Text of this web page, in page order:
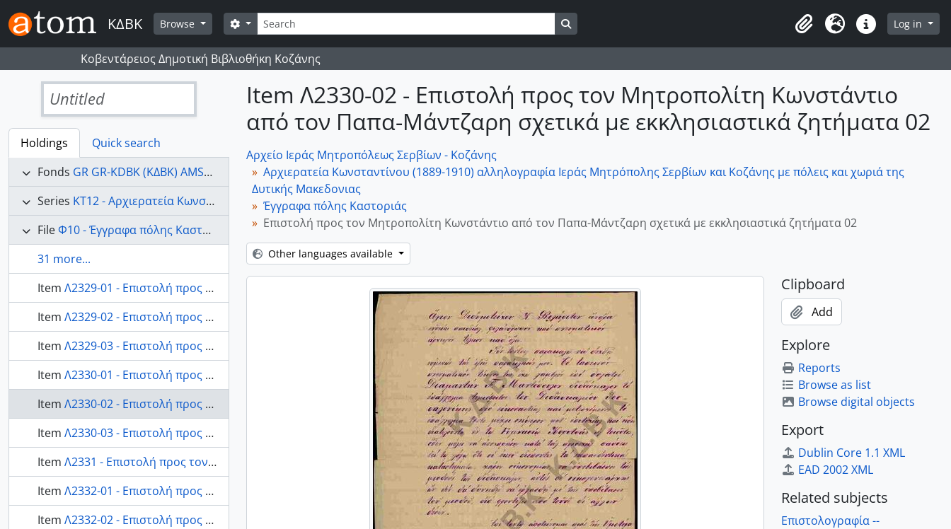
Skip to main content
ΚΔΒΚ Browse Search
Search options
ClipboardLanguageQuick linksLog in
Κοβεντάρειος Δημοτική Βιβλιοθήκη Κοζάνης
Untitled
Holdings
Quick search
Fonds GR GR-KDBK (ΚΔΒΚ) AMSK - Αρχείο Ιεράς Μητροπόλεως Σερβίων - Κοζάνης
Series ΚΤ12 - Αρχιερατεία Κωνσταντίνου (1889-1910) αλληλογραφία Ιεράς Μητρόπολης Σερβίων και Κοζάνης με πόλεις και χωριά της Δυτικής Μακεδονιας
FileΦ10 - Έγγραφα πόλης Καστοριάς
31 more...
Item Λ2329-01 - Επιστολή προς τον Μητροπολίτη Κωνστάντιο από την Μητρόπολη Καστοριάς 01
Item Λ2329-02 - Επιστολή προς τον Μητροπολίτη Κωνστάντιο από την Μητρόπολη Καστοριάς 02
Item Λ2329-03 - Επιστολή προς τον Μητροπολίτη Κωνστάντιο από την Μητρόπολη Καστοριάς 03
Item Λ2330-01 - Επιστολή προς τον Μητροπολίτη Κωνστάντιο από τον Παπα- Μάντζαρη σχετικά με εκκλησιαστικά ζητήματα 01
Item Λ2330-02 - Επιστολή προς τον Μητροπολίτη Κωνστάντιο από τον Παπα-Μάντζαρη σχετικά με εκκλησιαστικά ζητήματα 02
Item Λ2330-03 - Επιστολή προς τον Μητροπολίτη Κωνστάντιο από τον Παπα- Μάντζαρη σχετικά με εκκλησιαστικά ζητήματα 03
Item Λ2331 - Επιστολή προς τον Μητροπολίτη Κωνστάντιο από Λουκά Ιωάννου Μπέτσιο σχετικά με την επάνοδό του στη Καστοριά και το διορισμό του στη θέση διδασκάλου στο Μαύροβο 01
Item Λ2332-01 - Επιστολή προς τον Μητροπολίτη Κωνστάντιο από τον Λουκά Ιωάννη Μπέτσιο σχετικά με τη θέση διδασκάλου στην Καστοριά και τα ζητήματα που δημιουργήθηκαν 01
Item Λ2332-02 - Επιστολή προς τον Μητροπολίτη Κωνστάντιο από τον Λουκά Ιωάννη Μπέτσιο σχετικά με τη θέση διδασκάλου στην Καστοριά και τα ζητήματα που δημιουργήθηκαν 02
Item Λ2330-02 - Επιστολή προς τον Μητροπολίτη Κωνστάντιο
από τον Παπα-Μάντζαρη σχετικά με εκκλησιαστικά ζητήματα 02
Αρχείο Ιεράς Μητροπόλεως Σερβίων - Κοζάνης
Αρχιερατεία Κωνσταντίνου (1889-1910) αλληλογραφία Ιεράς Μητρόπολης Σερβίων και Κοζάνης με πόλεις και χωριά της
Δυτικής Μακεδονιας
Έγγραφα πόλης Καστοριάς
Επιστολή προς τον Μητροπολίτη Κωνστάντιο από τον Παπα-Μάντζαρη σχετικά με εκκλησιαστικά ζητήματα 02
Other languages available
Clipboard
Add
Explore
Reports
Browse as list
Browse digital objects
Export
Dublin Core 1.1 XML
EAD 2002 XML
Related subjects
Επιστολογραφία --